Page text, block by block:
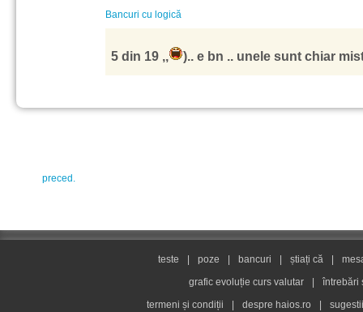
Bancuri cu logică
5 din 19 ,, ).. e bn .. unele sunt chiar
preced.
teste poze bancuri știați că
grafic evoluție curs valutar
întrebări
termeni și condiții
despre haios.ro